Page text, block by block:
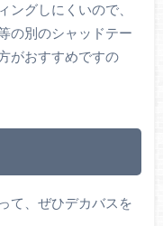
ングしにくいので、
の別のシャッドテー
がおすすめですの
て、ぜひデカバスを